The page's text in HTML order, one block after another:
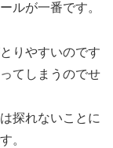
ルが一番です。
りやすいのです
てしまうのでせ
探れないことに
。